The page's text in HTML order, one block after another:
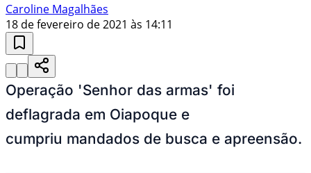
Caroline Magalhães
18 de fevereiro de 2021 às 14:11
Operação 'Senhor das armas' foi
deflagrada em Oiapoque e
cumpriu mandados de busca e apreensão.